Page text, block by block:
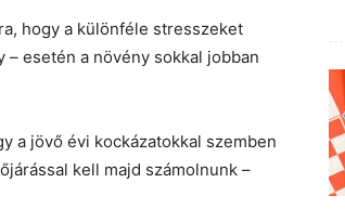
hogy a különféle stresszeket
esetén a növény sokkal jobban
a jövő évi kockázatokkal szemben
kell majd számolnunk –